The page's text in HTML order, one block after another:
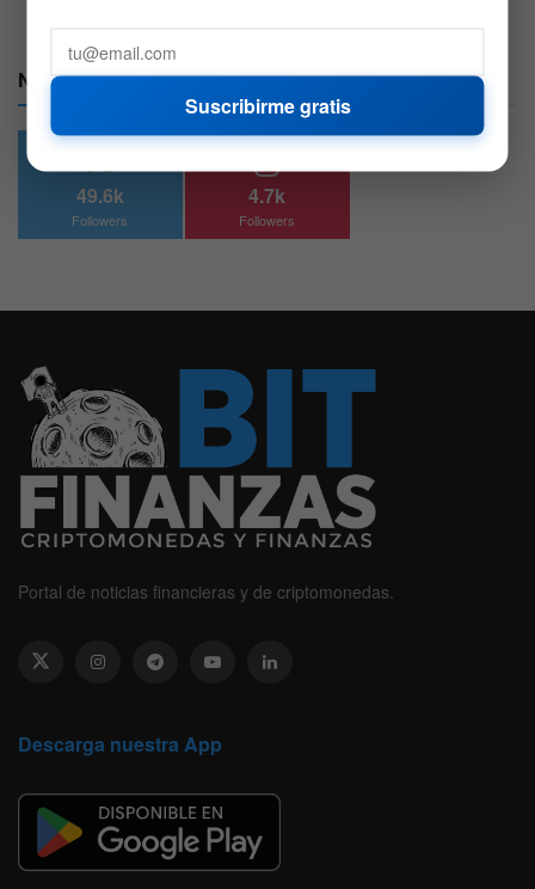
Nuestras Redes:
49.6k
Followers
4.7k
Followers
Portal de noticias financieras y de criptomonedas.
Descarga nuestra App
Suscribirme gratis